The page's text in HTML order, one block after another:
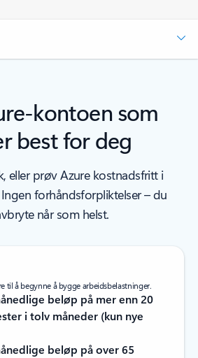
kontoen som
best for deg
eller prøv Azure kostnadsfritt i
forhåndsforpliktelser – du
når som helst.
til å begynne å bygge arbeidsbelastninger.
beløp på mer enn 20
i tolv måneder (kun nye
beløp på over 65